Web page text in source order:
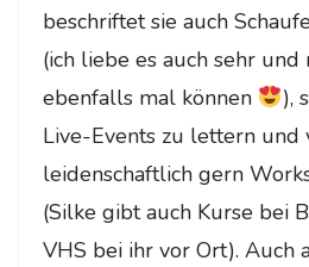
beschriftet sie auch
(ich liebe es auch sehr und
ebenfalls mal können
),
Live-Events zu lettern und
leidenschaftlich gern
(Silke gibt auch Kurse bei
VHS bei ihr vor Ort). Auch